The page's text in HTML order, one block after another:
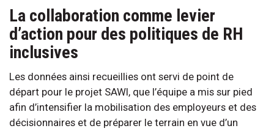
La collaboration comme levier
d’action pour des politiques de RH
inclusives
Les données ainsi recueillies ont servi de point de
départ pour le projet SAWI, que l’équipe a mis sur pied
afin d’intensifier la mobilisation des employeurs et des
décisionnaires et de préparer le terrain en vue d’un